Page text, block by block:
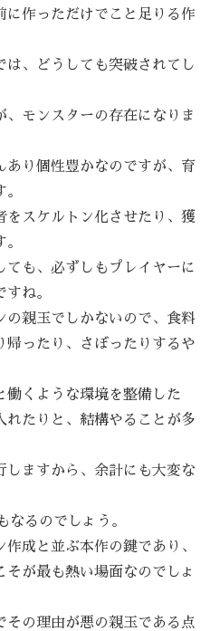
に作っただけでこと足りる作
は、どうしても突破されてし
、モンスターの存在になりま
あり個性豊かなのですが、育
をスケルトン化させたり、獲
ても、必ずしもプレイヤーに
ね。
の親玉でしかないので、食料
帰ったり、さぼったりするや
働くような環境を整備した
れたりと、結構やることが多
しますから、余計にも大変な
るのでしょう。
成と並ぶ本作の鍵であり、
が最も熱い場面なのでしょ
その理由が悪の親玉である点